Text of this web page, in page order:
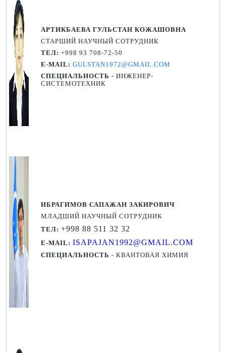
АРТИКБАЕВА ГУЛЬСТАН КОЖАШОВНА
СТАРШИЙ НАУЧНЫЙ СОТРУДНИК
TEЛ: +998 93 708-72-50
E-MAIL: GULSTAN1972@GMAIL.COM
СПЕЦИАЛЬНОСТЬ - ИНЖЕНЕР-
СИСТЕМОТЕХНИК
ИБРАГИМОВ САПАЖАН ЗАКИРОВИЧ
МЛАДШИЙ НАУЧНЫЙ СОТРУДНИК
TEЛ: +998 88 511 32 32
E-MAIL: ISAPAJAN1992@GMAIL.COM
СПЕЦИАЛЬНОСТЬ - КВАНТОВАЯ ХИМИЯ